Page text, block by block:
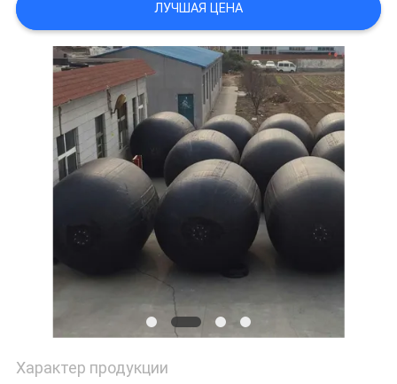
PRIVACY
POLICY
ЛУЧШАЯ ЦЕНА
Характер продукции